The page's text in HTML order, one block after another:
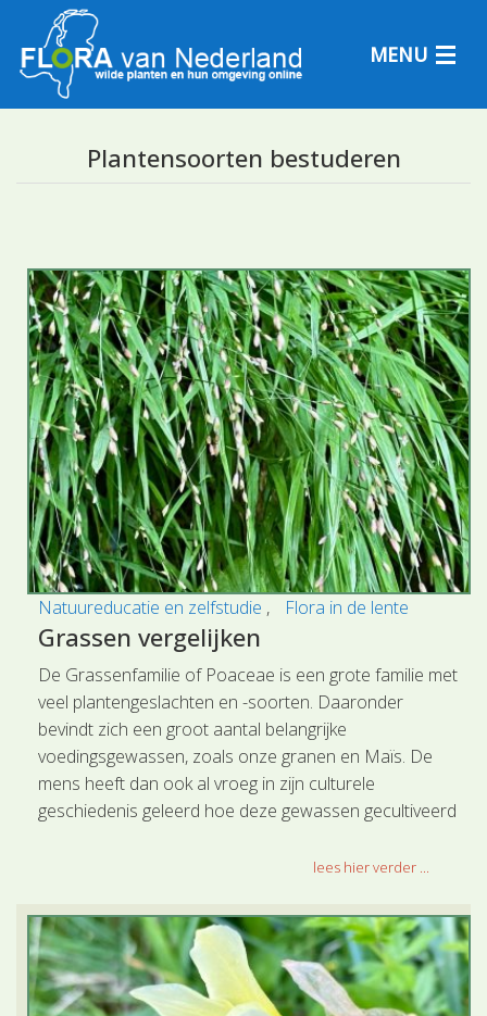
MENU
Determineren
Plantensoorten bestuderen
Natuureducatie en zelfstudie Flora in de lente
Grassen vergelijken
De Grassenfamilie of Poaceae is een grote familie met
veel plantengeslachten en -soorten. Daaronder
bevindt zich een groot aantal belangrijke
voedingsgewassen, zoals onze granen en Maïs. De
mens heeft dan ook al vroeg in zijn culturele
geschiedenis geleerd hoe deze gewassen gecultiveerd
van de landbouwende mens sinds meer dan 10.000
lees hier verder ...